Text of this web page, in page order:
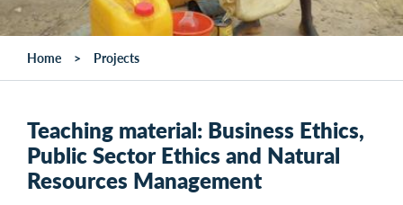
Home Projects
Teaching material: Business Ethics,
Public Sector Ethics and Natural
Resources Management